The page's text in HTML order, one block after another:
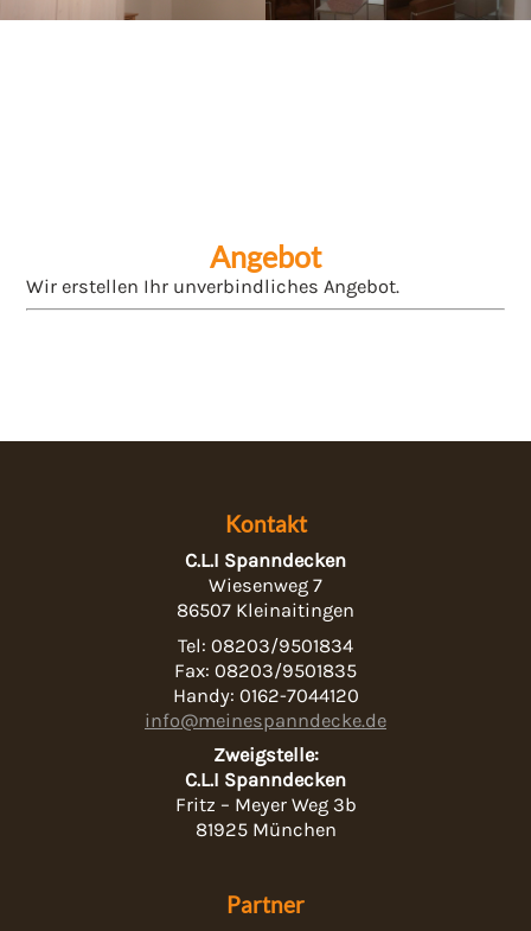
Angebot
Wir erstellen Ihr unverbindliches Angebot.
Kontakt
C.L.I Spanndecken
Wiesenweg 7
86507 Kleinaitingen
Tel: 08203/9501834
Fax: 08203/9501835
Handy: 0162-7044120
info@meinespanndecke.de
Zweigstelle:
C.L.I Spanndecken
Fritz – Meyer Weg 3b
81925 München
Partner